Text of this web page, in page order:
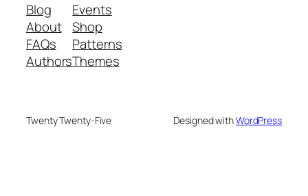
Blog
About
FAQs
Authors
Events
Shop
Patterns
Themes
Twenty Twenty-Five Designed withWordPress